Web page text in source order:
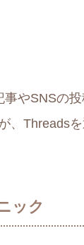
やSNSの投
、Threads
ック